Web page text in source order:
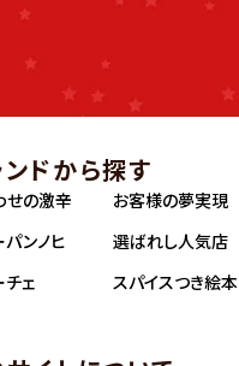
ンドから探す
せの激辛
お客様の夢実現
パンノヒ
選ばれし人気店
チェ
スパイスつき絵本